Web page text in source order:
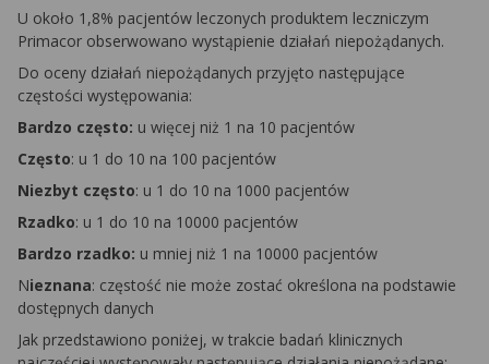
U około 1,8% pacjentów leczonych produktem leczniczym
Primacor obserwowano wystąpienie działań niepożądanych.
Do oceny działań niepożądanych przyjęto następujące
częstości występowania:
Bardzo często: u więcej niż 1 na 10 pacjentów
Często: u 1 do 10 na 100 pacjentów
Niezbyt często: u 1 do 10 na 1000 pacjentów
Rzadko: u 1 do 10 na 10000 pacjentów
Bardzo rzadko: u mniej niż 1 na 10000 pacjentów
Nieznana: częstość nie może zostać określona na podstawie
dostępnych danych
Jak przedstawiono poniżej, w trakcie badań klinicznych